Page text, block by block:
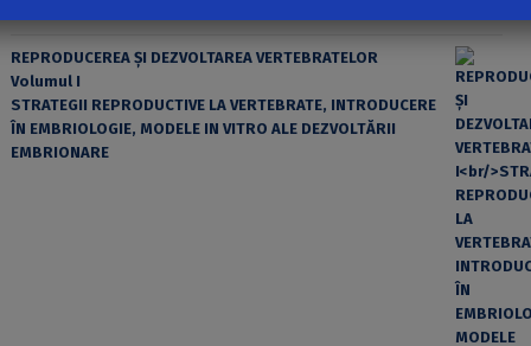
REPRODUCEREA ȘI DEZVOLTAREA VERTEBRATELOR
Volumul I
STRATEGII REPRODUCTIVE LA VERTEBRATE, INTRODUCERE
ÎN EMBRIOLOGIE, MODELE IN VITRO ALE DEZVOLTĂRII
EMBRIONARE